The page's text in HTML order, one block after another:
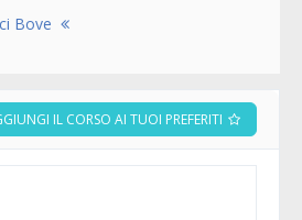
Bove
IL CORSO AI TUOI PREFERITI